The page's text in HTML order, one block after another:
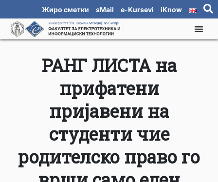
Жиро сметки sMail e-Kursevi iKnow
РАНГ ЛИСТА на
прифатени
пријавени на
студенти чие
родителско право го